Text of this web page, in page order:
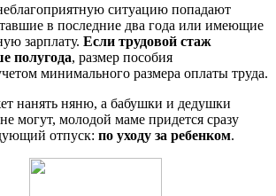
ситуацию попадают
в последние два года или имеющие
зарплату. Если трудовой стаж
полугода, размер пособия
минимального размера оплаты труда.
нанять няню, а бабушки и дедушки
могут, молодой маме придется сразу
отпуск: по уходу за ребенком.